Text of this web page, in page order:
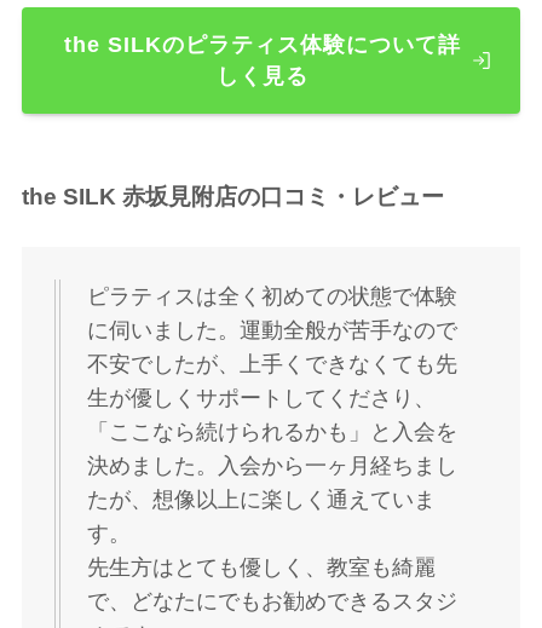
the SILKのピラティス体験について詳
しく見る
the SILK 赤坂見附店の口コミ・レビュー
ピラティスは全く初めての状態で体験
に伺いました。運動全般が苦手なので
不安でしたが、上手くできなくても先
生が優しくサポートしてくださり、
「ここなら続けられるかも」と入会を
決めました。入会から一ヶ月経ちまし
たが、想像以上に楽しく通えていま
す。
先生方はとても優しく、教室も綺麗
で、どなたにでもお勧めできるスタジ